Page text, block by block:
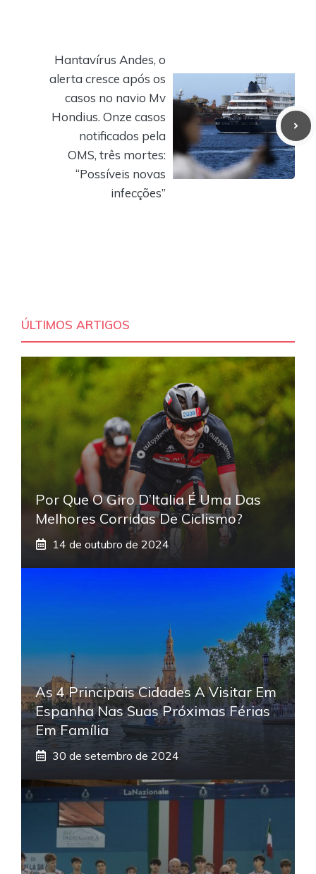
Hantavírus Andes, o
alerta cresce após os
casos no navio Mv
Hondius. Onze casos
notificados pela
OMS, três mortes:
“Possíveis novas
infecções”
ÚLTIMOS ARTIGOS
Por Que O Giro D’Italia É Uma Das
Melhores Corridas De Ciclismo?
14 de outubro de 2024
As 4 Principais Cidades A Visitar Em
Espanha Nas Suas Próximas Férias
Em Família
30 de setembro de 2024